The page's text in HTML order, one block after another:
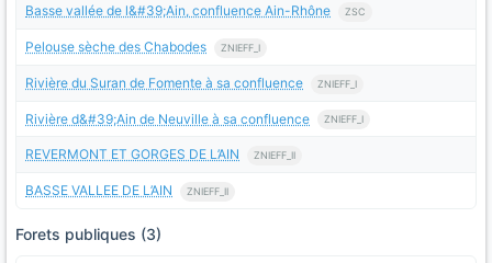
Basse vallée de l&#39;Ain, confluence Ain-Rhône ZSC
Pelouse sèche des Chabodes ZNIEFF_I
Rivière du Suran de Fomente à sa confluence ZNIEFF_I
Rivière d&#39;Ain de Neuville à sa confluence ZNIEFF_I
REVERMONT ET GORGES DE L’AIN ZNIEFF_II
BASSE VALLEE DE L’AIN ZNIEFF_II
Forets publiques (3)